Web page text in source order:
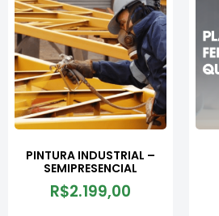
PINTURA INDUSTRIAL –
SEMIPRESENCIAL
R$2.199,00